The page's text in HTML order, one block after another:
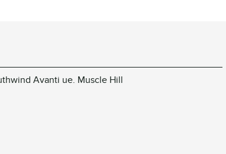
Avanti ue. Muscle Hill